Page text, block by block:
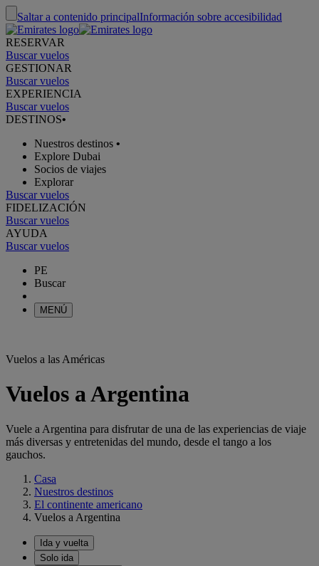
Saltar a contenido principalInformación sobre accesibilidad
RESERVAR
Buscar vuelos
GESTIONAR
Buscar vuelos
EXPERIENCIA
Buscar vuelos
DESTINOS•
Nuestros destinos •
Explore Dubai
Socios de viajes
Explorar
Buscar vuelos
FIDELIZACIÓN
Buscar vuelos
AYUDA
Buscar vuelos
PE
Buscar
MENÚ
Vuelos a las Américas
Vuelos a Argentina
Vuele a Argentina para disfrutar de una de las experiencias de viaje
más diversas y entretenidas del mundo, desde el tango a los
gauchos.
Casa
Nuestros destinos
El continente americano
Vuelos a Argentina
Ida y vuelta
Solo ida